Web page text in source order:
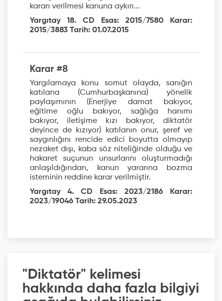
kararı verilmesi kanuna aykırı...
Yargıtay 18. CD Esas: 2015/7580 Karar:
2015/3883 Tarih: 01.07.2015
Karar #8
Yargılamaya konu somut olayda, sanığın
katılana (Cumhurbaşkanına) yönelik
paylaşımının (Enerjiye damat bakıyor,
eğitime oğlu bakıyor, sağlığa hanımı
bakıyor, iletişime kızı bakıyor, diktatör
deyince de kızıyor) katılanın onur, şeref ve
saygınlığını rencide edici boyutta olmayıp
nezaket dışı, kaba söz niteliğinde olduğu ve
hakaret suçunun unsurlarını oluşturmadığı
anlaşıldığından, kanun yararına bozma
isteminin reddine karar verilmiştir.
Yargıtay 4. CD Esas: 2023/2186 Karar:
2023/19046 Tarih: 29.05.2023
"Diktatör" kelimesi
hakkında daha fazla bilgiyi